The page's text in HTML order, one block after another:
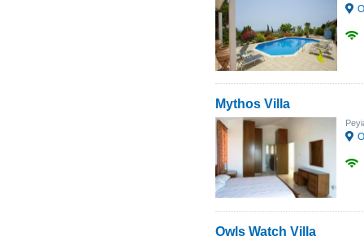
Mythos Villa
Owls Watch Villa